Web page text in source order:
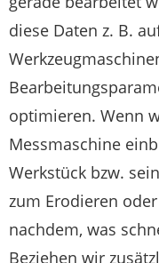
diese Daten z. B.
optimieren. Wenn
Messmaschine
Werkstück bzw.
zum Erodieren
nachdem, was
Beziehen wir